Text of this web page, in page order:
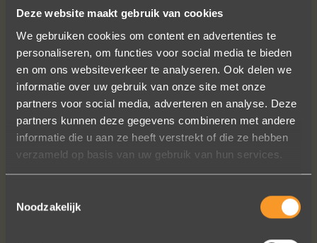
Deze website maakt gebruik van cookies
We gebruiken cookies om content en advertenties te
personaliseren, om functies voor social media te bieden
en om ons websiteverkeer te analyseren. Ook delen we
informatie over uw gebruik van onze site met onze
partners voor social media, adverteren en analyse. Deze
partners kunnen deze gegevens combineren met andere
informatie die u aan ze heeft verstrekt of die ze hebben
verzameld op basis van uw gebruik van hun services.
Noodzakelijk
VOLG ONS OP SOCIALE MEDIA
Wat een prachtige sieraden! Na mn